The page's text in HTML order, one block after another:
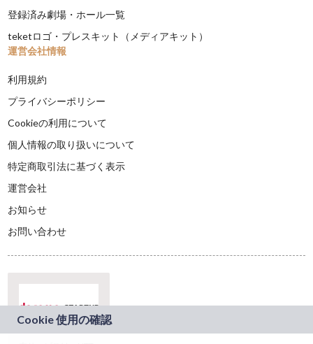
登録済み劇場・ホール一覧
teketロゴ・プレスキット（メディアキット）
運営会社情報
利用規約
プライバシーポリシー
Cookieの利用について
個人情報の取り扱いについて
特定商取引法に基づく表示
運営会社
お知らせ
お問い合わせ